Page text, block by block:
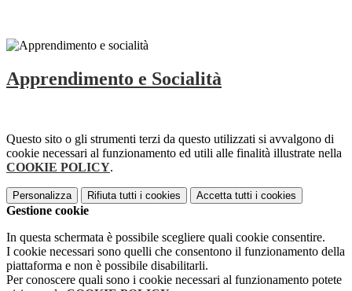
Apprendimento e Socialità
Questo sito o gli strumenti terzi da questo utilizzati si avvalgono di
cookie necessari al funzionamento ed utili alle finalità illustrate nella
COOKIE POLICY.
Personalizza Rifiuta tutti i cookies Accetta tutti i cookies
Gestione cookie
In questa schermata è possibile scegliere quali cookie consentire.
I cookie necessari sono quelli che consentono il funzionamento della
piattaforma e non è possibile disabilitarli.
Per conoscere quali sono i cookie necessari al funzionamento potete